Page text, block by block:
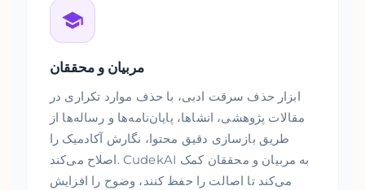
مربیان و محققان
ابزار حذف سرقت ادبی، با حذف موارد تکراری در
مقالات پژوهشی، انشاها، پایان‌نامه‌ها و رساله‌ها از
طریق بازسازی دقیق محتوا، نگارش آکادمیک را
اصلاح می‌کند. CudekAI به مربیان و محققان کمک
می‌کند تا اصالت را حفظ کنند، وضوح را افزایش